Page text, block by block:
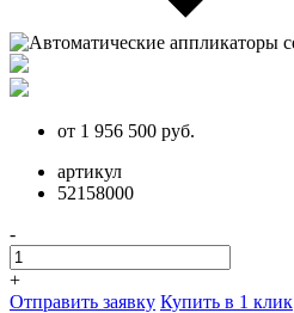
от 1 956 500 руб.
артикул
52158000
-
+
Отправить заявку Купить в 1 клик